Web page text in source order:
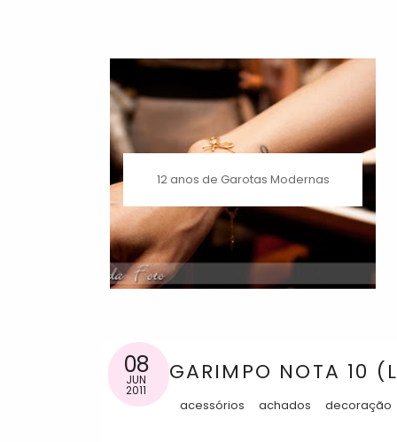
12 anos de Garotas Modernas
08
JUN
2011
GARIMPO NOTA 10
acessórios achados decoração